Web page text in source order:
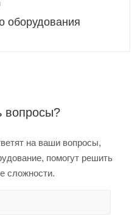
оборудования
вопросы?
на ваши вопросы,
помогут решить
сложности.